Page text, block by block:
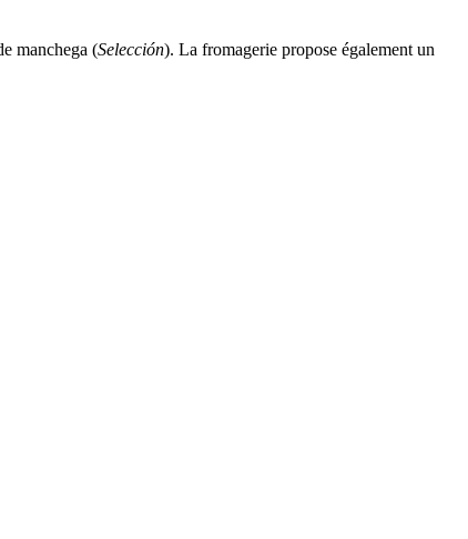
manchega (Selección). La fromagerie propose également un